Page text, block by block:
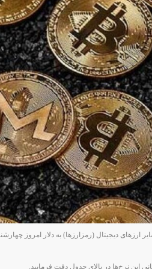
به دلار امروز چهارشنبه ۱۳ خرداد ۱۴۰۵ را می‌توانید در جدول زیر مشاهده
این نرخ‌ها در بالای جدول دفت فرمایید.